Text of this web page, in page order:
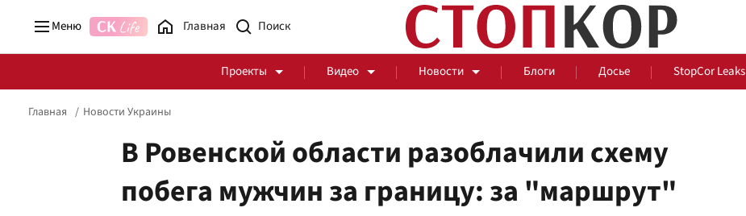
Меню Главная
Проекты Видео Новости Блоги Досье StopCor Leaks
Стоп Политической Коррупции Честные закупки За оградой
Главная Новости Украины
В Ровенской области разоблачили схему
побега мужчин за границу: за "маршрут"